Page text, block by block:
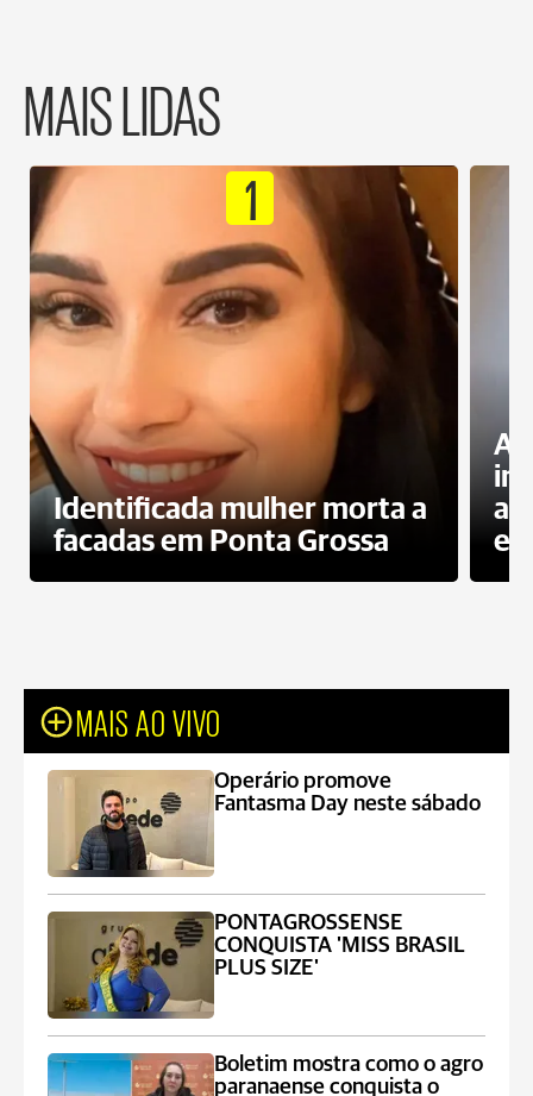
MAIS LIDAS
1
Identificada mulher morta a
facadas em Ponta Grossa
MAIS AO VIVO
Operário promove
Fantasma Day neste sábado
PONTAGROSSENSE
CONQUISTA 'MISS BRASIL
PLUS SIZE'
Boletim mostra como o agro
paranaense conquista o